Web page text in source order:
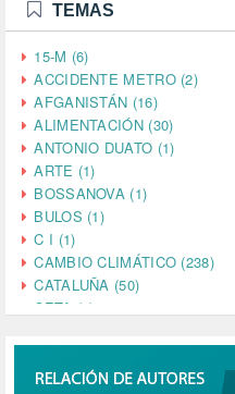
TEMAS
15-M (6)
ACCIDENTE METRO (2)
AFGANISTÁN (16)
ALIMENTACIÓN (30)
ANTONIO DUATO (1)
ARTE (1)
BOSSANOVA (1)
BULOS (1)
C I (1)
CAMBIO CLIMÁTICO (238)
CATALUÑA (50)
CETA (2)
CINE (35)